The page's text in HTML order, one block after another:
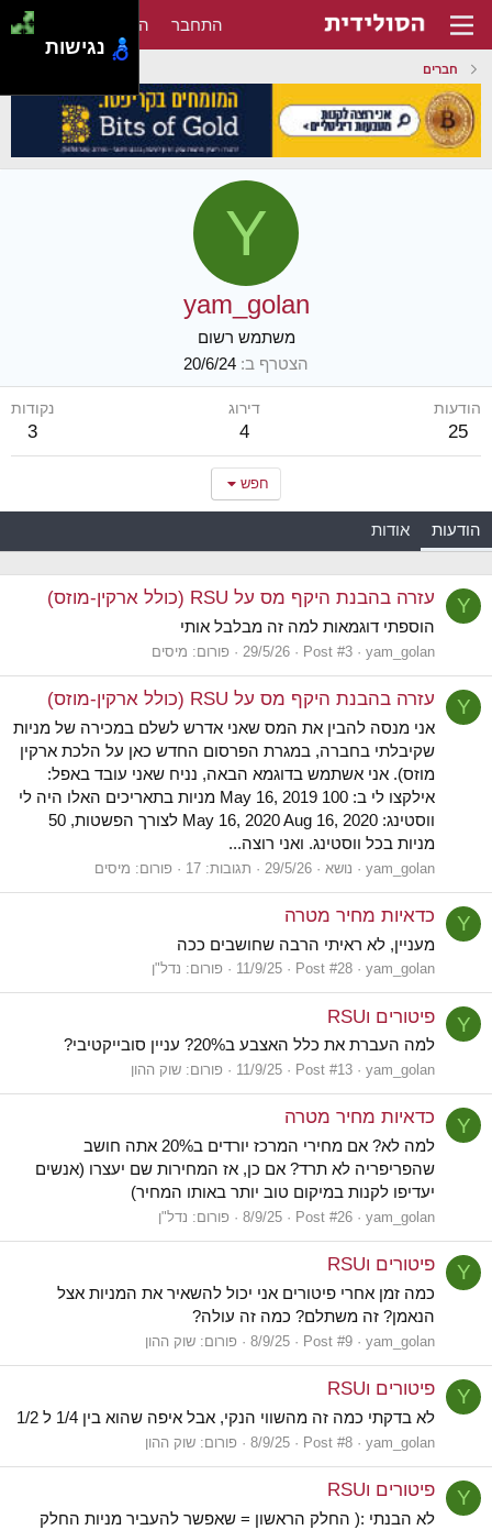
התחבר הירשם
חברים
Y
yam_golan
משתמש רשום
הצטרף ב 20/6/24
הודעות
25
דירוג
4
נקודות
3
חפש
הודעות אודות
Y עזרה בהבנת היקף מס על RSU (כולל ארקין-מוזס)
הוספתי דוגמאות למה זה מבלבל אותי
yam_golan
Post #3
29/5/26 פורום: מיסים
Y עזרה בהבנת היקף מס על RSU (כולל ארקין-מוזס)
אני מנסה להבין את המס שאני אדרש לשלם במכירה של מניות
שקיבלתי בחברה, במגרת הפרסום החדש כאן על הלכת ארקין
מוזס). אני אשתמש בדוגמא הבאה, נניח שאני עובד באפל:
אילקצו לי ב: May 16, 2019 100 מניות בתאריכים האלו היה לי
ווסטינג: May 16, 2020 Aug 16, 2020 לצורך הפשטות, 50
מניות בכל ווסטינג. ואני רוצה...
yam_golan נושא 29/5/26 תגובות: 17 פורום: מיסים
Y כדאיות מחיר מטרה
מעניין, לא ראיתי הרבה שחושבים ככה
yam_golan
Post #28
11/9/25 פורום: נדל"ן
Y פיטורים וRSU
למה העברת את כלל האצבע ב20%? עניין סובייקטיבי?
yam_golan
Post #13
11/9/25 פורום: שוק ההון
Y כדאיות מחיר מטרה
למה לא? אם מחירי המרכז יורדים ב20% אתה חושב
שהפריפריה לא תרד? אם כן, אז המחירות שם יעצרו (אנשים
יעדיפו לקנות במיקום טוב יותר באותו המחיר)
yam_golan
Post #26
8/9/25 פורום: נדל"ן
Y פיטורים וRSU
כמה זמן אחרי פיטורים אני יכול להשאיר את המניות אצל
הנאמן? זה משתלם? כמה זה עולה?
yam_golan
Post #9
8/9/25 פורום: שוק ההון
Y פיטורים וRSU
לא בדקתי כמה זה מהשווי הנקי, אבל איפה שהוא בין 1/4 ל 1/2
yam_golan
Post #8
8/9/25 פורום: שוק ההון
Y פיטורים וRSU
לא הבנתי :( החלק הראשון = שאפשר להעביר מניות החלק
נגישות